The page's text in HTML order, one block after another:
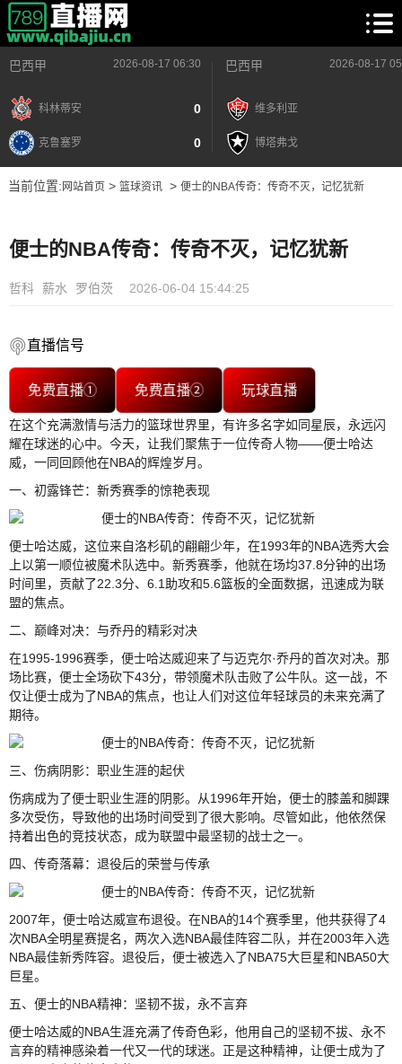
巴西甲 2026-08-17 06:30
科林蒂安 0
克鲁塞罗 0
巴西甲 2026-08-17
维多利亚
博塔弗戈
当前位置: 网站首页> 篮球资讯> 便士的NBA传奇：传奇不灭，记忆犹新
便士的NBA传奇：传奇不灭，记忆犹新
哲科 薪水 罗伯茨 2026-06-04 15:44:25
直播信号
免费直播① 免费直播② 玩球直播
在这个充满激情与活力的篮球世界里，有许多名字如同星辰，永远闪
耀在球迷的心中。今天，让我们聚焦于一位传奇人物——便士哈达
威，一同回顾他在NBA的辉煌岁月。
一、初露锋芒：新秀赛季的惊艳表现
便士哈达威，这位来自洛杉矶的翩翩少年，在1993年的NBA选秀大会
上以第一顺位被魔术队选中。新秀赛季，他就在场均37.8分钟的出场
时间里，贡献了22.3分、6.1助攻和5.6篮板的全面数据，迅速成为联
盟的焦点。
二、巅峰对决：与乔丹的精彩对决
在1995-1996赛季，便士哈达威迎来了与迈克尔·乔丹的首次对决。那
场比赛，便士全场砍下43分，带领魔术队击败了公牛队。这一战，不
仅让便士成为了NBA的焦点，也让人们对这位年轻球员的未来充满了
期待。
三、伤病阴影：职业生涯的起伏
伤病成为了便士职业生涯的阴影。从1996年开始，便士的膝盖和脚踝
多次受伤，导致他的出场时间受到了很大影响。尽管如此，他依然保
持着出色的竞技状态，成为联盟中最坚韧的战士之一。
四、传奇落幕：退役后的荣誉与传承
2007年，便士哈达威宣布退役。在NBA的14个赛季里，他共获得了4
次NBA全明星赛提名，两次入选NBA最佳阵容二队，并在2003年入选
NBA最佳新秀阵容。退役后，便士被选入了NBA75大巨星和NBA50大
巨星。
五、便士的NBA精神：坚韧不拔，永不言弃
便士哈达威的NBA生涯充满了传奇色彩，他用自己的坚韧不拔、永不
言弃的精神感染着一代又一代的球迷。正是这种精神，让便士成为了